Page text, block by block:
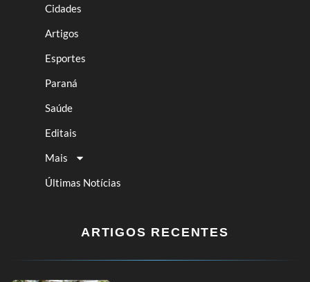
Cidades
Artigos
Esportes
Paraná
Saúde
Editais
Mais
Últimas Notícias
ARTIGOS RECENTES